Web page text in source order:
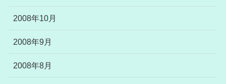
2008年10月
2008年9月
2008年8月